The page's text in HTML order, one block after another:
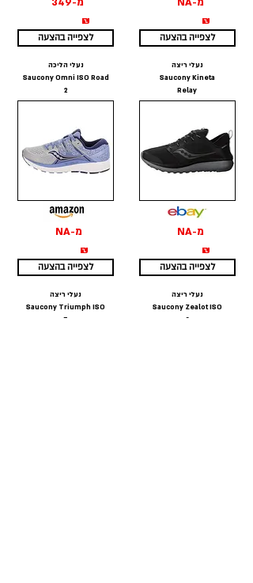
₪
לצפייה בהצעה
נעלי הליכה
Saucony Omni ISO Road
2
מ-NA
₪
לצפייה בהצעה
נעלי ריצה
Saucony Triumph ISO
5
₪
לצפייה בהצעה
נעלי ריצה
Saucony Kineta
Relay
מ-NA
₪
לצפייה בהצעה
נעלי ריצה
Saucony Zealot ISO
2